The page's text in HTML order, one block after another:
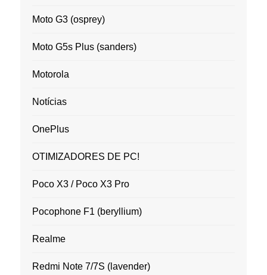
Moto G3 (osprey)
Moto G5s Plus (sanders)
Motorola
Notícias
OnePlus
OTIMIZADORES DE PC!
Poco X3 / Poco X3 Pro
Pocophone F1 (beryllium)
Realme
Redmi Note 7/7S (lavender)